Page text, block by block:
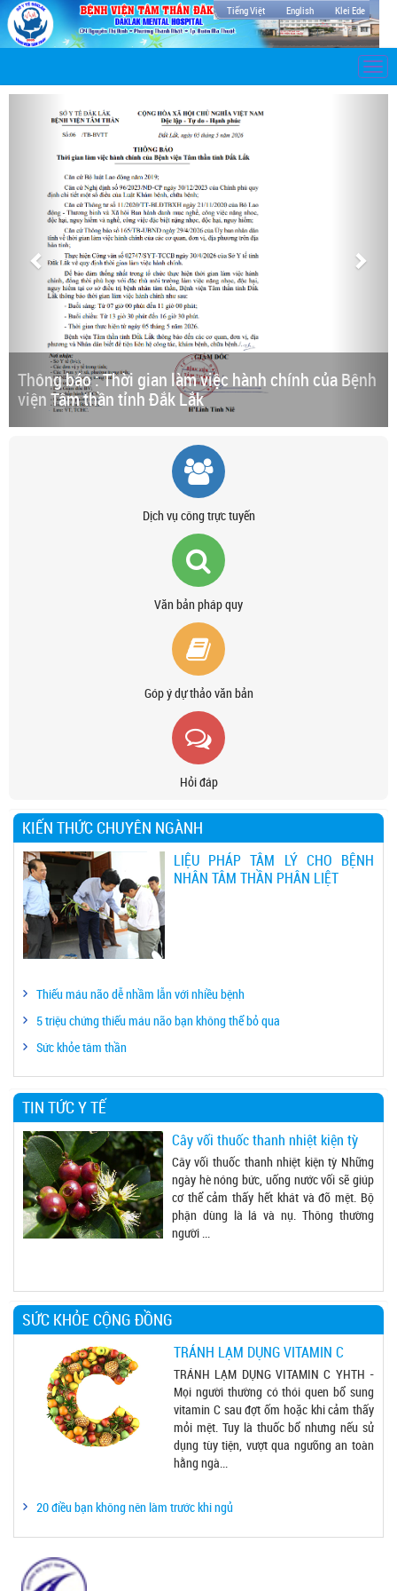
Tiếng Việt English Klei Ede
Thông báo : Thời gian làm việc hành chính của Bệnh
viện Tâm thần tỉnh Đắk Lắk
Dịch vụ công trực tuyến
Văn bản pháp quy
Góp ý dự thảo văn bản
Hỏi đáp
KIẾN THỨC CHUYÊN NGÀNH
LIỆU PHÁP TÂM LÝ CHO BỆNH
NHÂN TÂM THẦN PHÂN LIỆT
Thiếu máu não dễ nhầm lẫn với nhiều bệnh
5 triệu chứng thiếu máu não bạn không thể bỏ qua
Sức khỏe tâm thần
TIN TỨC Y TẾ
Cây vối thuốc thanh nhiệt kiện tỳ
Cây vối thuốc thanh nhiệt kiện tỳ Những
ngày hè nóng bức, uống nước vối sẽ giúp
cơ thể cảm thấy hết khát và đỡ mệt. Bộ
phận dùng là lá và nụ. Thông thường
người ...
SỨC KHỎE CỘNG ĐỒNG
TRÁNH LẠM DỤNG VITAMIN C
TRÁNH LẠM DỤNG VITAMIN C YHTH -
Mọi người thường có thói quen bổ sung
vitamin C sau đợt ốm hoặc khi cảm thấy
mỏi mệt. Tuy là thuốc bổ nhưng nếu sử
dụng tùy tiện, vượt qua ngưỡng an toàn
hằng ngà...
20 điều bạn không nên làm trước khi ngủ